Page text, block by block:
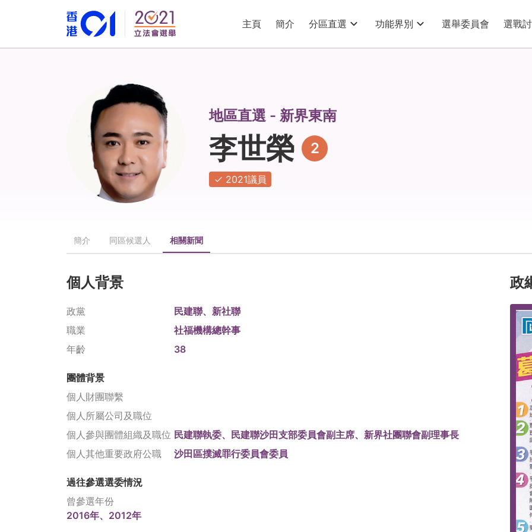
主頁 簡介 分區直選 功能界別 選舉委員會 選戰
地區直選 - 新界東南
李世榮 2
2021議員
簡介 同區候選人 相關新聞
個人背景
政黨
民建聯、新社聯
職業
社福機構總幹事
年齡
38
團體背景
個人財團聯繫
個人所屬公司及職位
個人參與團體組織及職位 民建聯執委、民建聯沙田支部委員會副主席、新界社團聯會副理事長
個人其他重要政府公職
沙田區撲滅罪行委員會委員
過往參選選委情況
曾參選年份
2016年、2012年
政